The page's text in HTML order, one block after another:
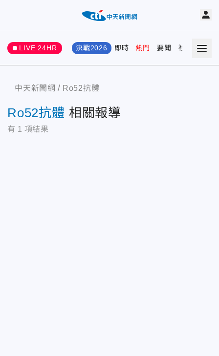
LIVE 24HR 決戰2026 即時 熱門 要聞 社會 娛樂
中天新聞網 Ro52抗體
Ro52抗體 相關報導
有 1 項結果